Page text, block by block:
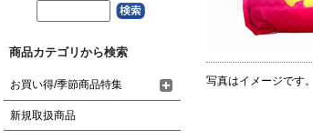
写真はイメージです。
商品カテゴリから検索
お買い得/季節商品特集
新規取扱商品